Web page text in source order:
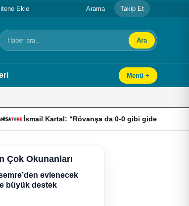
Ekle Arama Takip Et
Arama Ara
Menü +
“Rövanşa da 0-0 gibi giderek turu geçmek istiyoruz”
Çok Okunanları
evlenecek
büyük destek